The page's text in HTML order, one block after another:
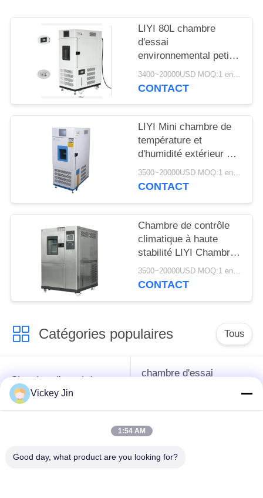
PRIVACY
POLICY
LIYI 80L chambre
d'essai
environnemental petit
conditionnement de
contrôle de l'humidité
3400~20000USD MOQ:1 ensemble
CONTACT
LIYI Mini chambre de
température et
d'humidité extérieur en
acier inoxydable 304
3500~20000USD MOQ:1 ensemble
CONTACT
Chambre de contrôle
climatique à haute
stabilité LIYI Chambre
d'essai alternée haute
et basse température
3500~20000USD MOQ:1 ensemble
CONTACT
Catégories populaires Tous
Chambre d'essai de
climat
chambre d'essai
Vickey Jin
1:54 AM
Good day, what product are you looking for?